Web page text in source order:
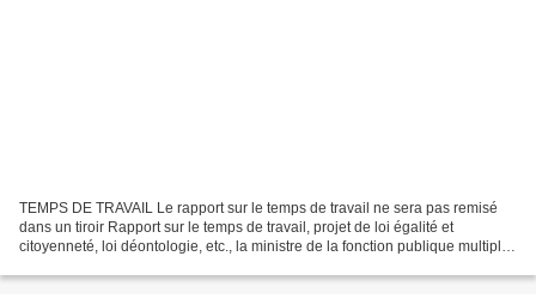
TEMPS DE TRAVAIL Le rapport sur le temps de travail ne sera pas remisé
dans un tiroir Rapport sur le temps de travail, projet de loi égalité et
citoyenneté, loi déontologie, etc., la ministre de la fonction publique multiplie